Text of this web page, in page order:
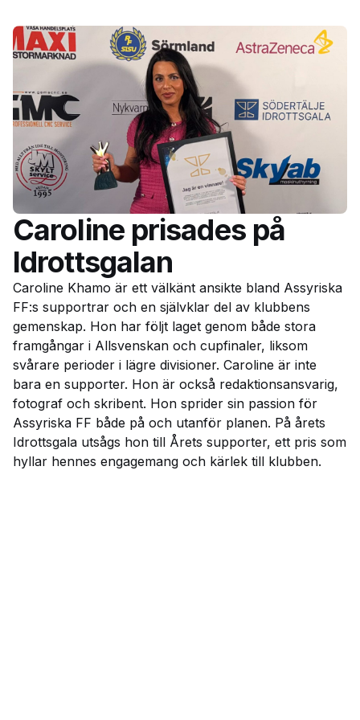
Caroline prisades på
Idrottsgalan
Caroline Khamo är ett välkänt ansikte bland Assyriska
FF:s supportrar och en självklar del av klubbens
gemenskap. Hon har följt laget genom både stora
framgångar i Allsvenskan och cupfinaler, liksom
svårare perioder i lägre divisioner. Caroline är inte
bara en supporter. Hon är också redaktionsansvarig,
fotograf och skribent. Hon sprider sin passion för
Assyriska FF både på och utanför planen. På årets
Idrottsgala utsågs hon till Årets supporter, ett pris som
hyllar hennes engagemang och kärlek till klubben.